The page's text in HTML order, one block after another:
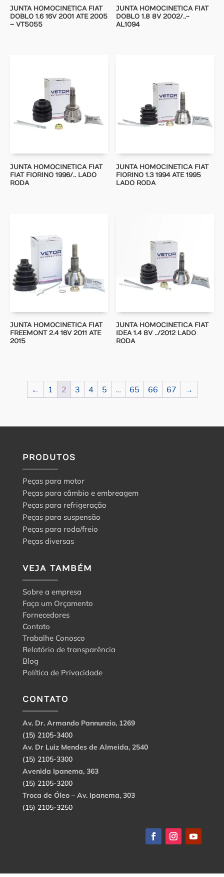
JUNTA HOMOCINETICA FIAT
DOBLO 1.6 16V 2001 ATE 2005
– VT5055
JUNTA HOMOCINETICA FIAT
DOBLO 1.8 8V 2002/..-
AL1094
JUNTA HOMOCINETICA FIAT
FIAT FIORINO 1996/.. LADO
RODA
JUNTA HOMOCINETICA FIAT
FIORINO 1.3 1994 ATE 1995
LADO RODA
JUNTA HOMOCINETICA FIAT
FREEMONT 2.4 16V 2011 ATE
2015
JUNTA HOMOCINETICA FIAT
IDEA 1.4 8V ../2012 LADO
RODA
← 1 2 3 4 5 … 65 66 67 →
PRODUTOS
Peças para motor
Peças para câmbio e embreagem
Peças para refrigeração
Peças para suspensão
Peças para roda/freio
Peças diversas
VEJA TAMBÉM
Sobre a empresa
Faça um Orçamento
Fornecedores
Contato
Trabalhe Conosco
Relatório de transparência
Blog
Política de Privacidade
CONTATO
Av. Dr. Armando Pannunzio, 1269
(15) 2105-3400
Av. Dr Luiz Mendes de Almeida, 2540
(15) 2105-3300
Avenida Ipanema, 363
(15) 2105-3200
Troca de Óleo – Av. Ipanema, 303
(15) 2105-3250